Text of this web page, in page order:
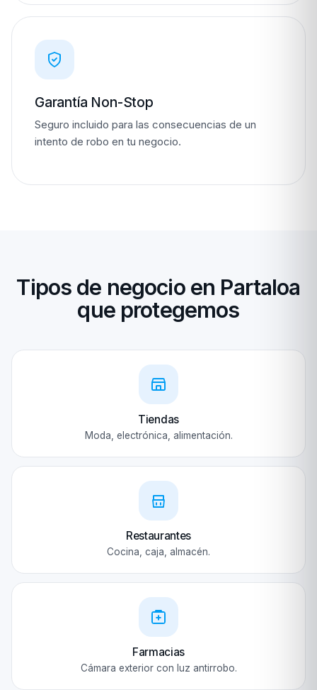
Garantía Non-Stop
Seguro incluido para las consecuencias de un
intento de robo en tu negocio.
Tipos de negocio en Partaloa
que protegemos
Tiendas
Moda, electrónica, alimentación.
Restaurantes
Cocina, caja, almacén.
Farmacias
Cámara exterior con luz antirrobo.